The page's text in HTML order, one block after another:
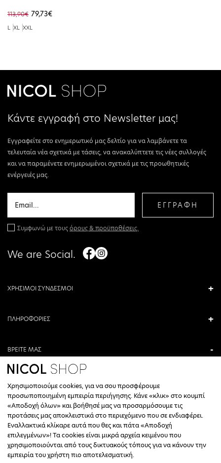
UB1
113,90€ 79,73€
L XL XXL
Κάντε εγγραφή στο Newsletter μας!
Εγγραφείτε στο ενημερωτικό μας δελτίο για να λαμβάνετε τα
τελευταία νέα σχετικά με τάσεις, να ανακαλύπτετε τις νέες συλλογές
και να παραμένετε ενημερωμένοι σχετικά με τις προωθητικές
ενέργειές μας.
ΕΓΓΡΑΦΗ
Συμφωνώ με τουςόρους & προϋποθέσεις.
We are Social.
ΧΡΗΣΙΜΟΙ ΣΥΝΔΕΣΜΟΙ
ΠΛΗΡΟΦΟΡΙΕΣ
ΒΡΕΙΤΕ ΜΑΣ
ΑΝΤΩΝΙΟΥ ΚΑΜΑΡΑ 3, ΒΕΡΟΙΑ, ΕΛΛΑΔΑ
+30 23310 76336
ΩΡΑΡΙΟ ΤΗΛΕΦΩΝΙΚΟΥ ΚΕΝΤΡΟΥ
ΔΕΥΤΕΡΑ, ΤΕΤΑΡΤΗ: 09:00 - 14:30
ΤΡΙΤΗ, ΠΕΜΠΤΗ, ΠΑΡΑΣΚΕΥΗ: 09:30 - 14:00 & 17:30 - 21:00
ΣΑΒΒΑΤΟ: 09:30 - 14:30
Χρησιμοποιούμε cookies, για να σου προσφέρουμε
προσωποποιημένη εμπειρία περιήγησης. Κάνε «κλικ» στο κουμπί
«Αποδοχή όλων» και βοήθησέ μας να προσαρμόσουμε τις
προτάσεις μας αποκλειστικά στο περιεχόμενο που σε ενδιαφέρει.
Εναλλακτικά κλίκαρε αυτά που θες και πάτα «Αποδοχή
επιλεγμένων»! Τα cookies είναι μικρά αρχεία κειμένου που
χρησιμοποιούνται από τους δικτυακούς τόπους για να κάνουν την
εμπειρία του χρήστη πιο αποτελεσματική.